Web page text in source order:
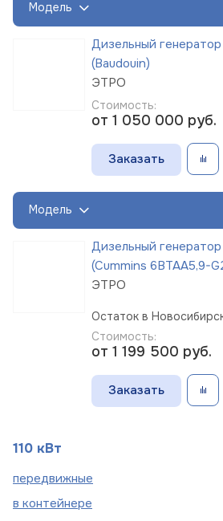
Модель
Дизельный
(Baudouin)
ЭТРО
Стоимость:
от 1 050 000 руб.
Заказать
Модель
Дизельный
(Cummins 6BTAA5,9-
ЭТРО
Остаток в
Стоимость:
от 1 199 500 руб.
Заказать
110 кВт
передвижные
в контейнере